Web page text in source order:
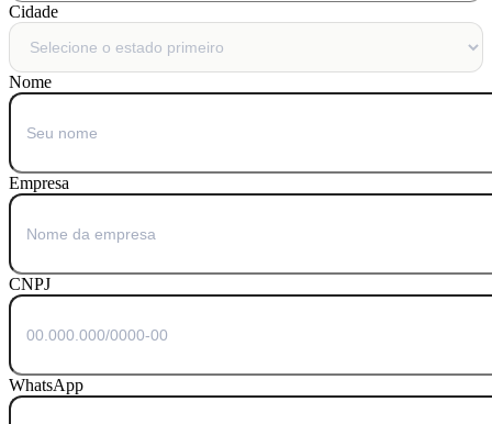
Cidade
Nome
Empresa
CNPJ
WhatsApp